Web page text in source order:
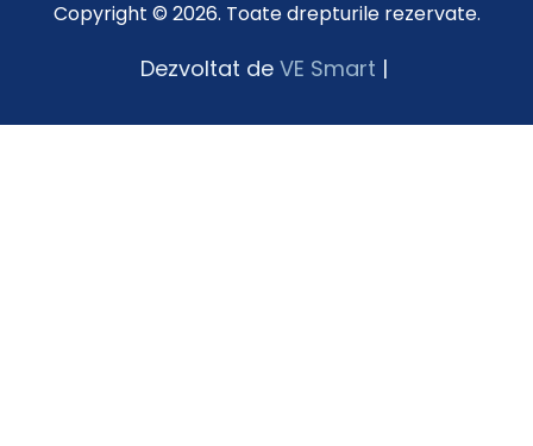
Copyright © 2026. Toate drepturile rezervate.
Dezvoltat de VE Smart |